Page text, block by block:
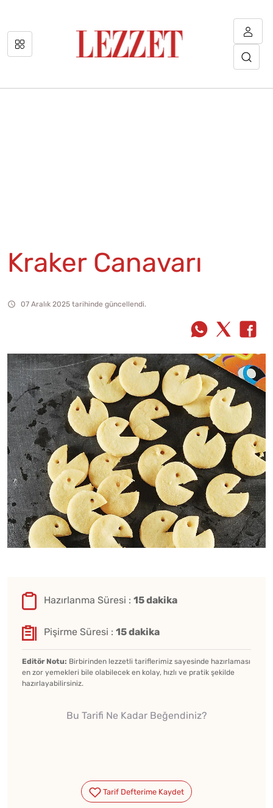
Kraker Canavarı
07 Aralık 2025 tarihinde güncellendi.
Hazırlanma Süresi : 15 dakika
Pişirme Süresi : 15 dakika
Editör Notu: Birbirinden lezzetli tariflerimiz sayesinde hazırlaması
en zor yemekleri bile olabilecek en kolay, hızlı ve pratik şekilde
hazırlayabilirsiniz.
Bu Tarifi Ne Kadar Beğendiniz?